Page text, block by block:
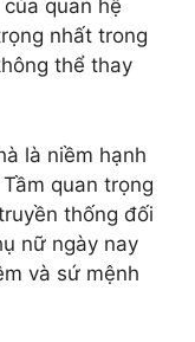
quan hệ
nhất trong
thể thay
là niềm hạnh
quan trọng
thống đối
nữ ngày nay
và sứ mệnh